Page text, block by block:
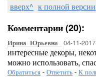
вверх^ к полной версии
Комментарии (20):
Ирина_Юрьевна_ 04-11-
интересные декоры,
можно использовать,
Обратиться - Ответить - К